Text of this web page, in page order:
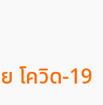
โควิด-19